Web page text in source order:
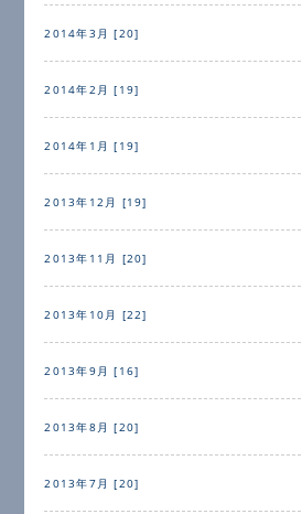
2014年3月 [20]
2014年2月 [19]
2014年1月 [19]
2013年12月 [19]
2013年11月 [20]
2013年10月 [22]
2013年9月 [16]
2013年8月 [20]
2013年7月 [20]